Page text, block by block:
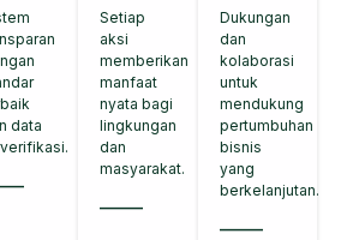
data
Setiap
aksi
memberikan
manfaat
nyata bagi
lingkungan
dan
masyarakat.
———
Dukungan
dan
kolaborasi
untuk
mendukung
pertumbuhan
bisnis
yang
berkelanjutan.
———